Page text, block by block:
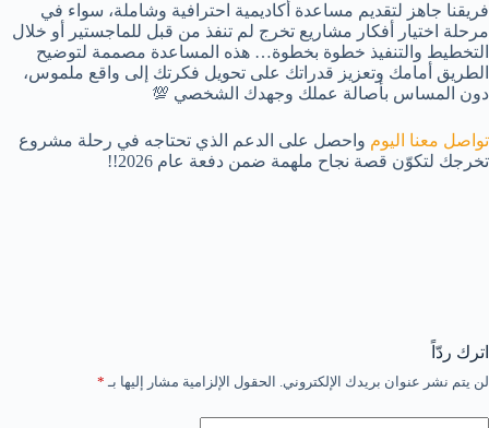
فريقنا جاهز لتقديم مساعدة أكاديمية احترافية وشاملة، سواء في
مرحلة اختيار أفكار مشاريع تخرج لم تنفذ من قبل للماجستير أو خلال
التخطيط والتنفيذ خطوة بخطوة… هذه المساعدة مصممة لتوضيح
الطريق أمامك وتعزيز قدراتك على تحويل فكرتك إلى واقع ملموس،
دون المساس بأصالة عملك وجهدك الشخصي 💯
تواصل معنا اليوم واحصل على الدعم الذي تحتاجه في رحلة مشروع
تخرجك لتكوّن قصة نجاح ملهمة ضمن دفعة عام 2026!!
اترك ردّاً
لن يتم نشر عنوان بريدك الإلكتروني. الحقول الإلزامية مشار إليها بـ *